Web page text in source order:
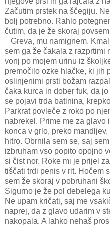
Začutim prstek na ščegiju.
bolj potrebno. Rahlo
čutim, da je že skoraj
Greva, mu namignem.
sem ga že čakala z razprtimi
vonj po mojem urinu iz
premočilo ozke hlačke, ki jih
oslinjenimi prsti božam
čaka kurca in dober fuk, da
se pojavi trda batinina,
Parkrat povleče z roko po
nabrekel. Prime me za glavo
konca v grlo, preko
hitro. Obrnila sem se, saj
izbruham vso popito opojno
si čist nor. Roke mi je prijel
tiščati trdi penis v rit. Hočem
sem že skoraj v pobruhani
Sigurno je že pol debelega
Ne upam kričati, saj me
naprej, da z glavo udarim v
nakopala. A lahko nehaš